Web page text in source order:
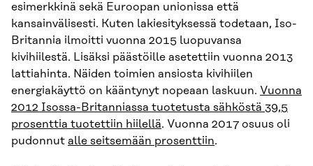
esimerkkinä sekä Euroopan unionissa että
kansainvälisesti. Kuten lakiesityksessä todetaan, Iso-
Britannia ilmoitti vuonna 2015 luopuvansa
kivihiilestä. Lisäksi päästöille asetettiin vuonna 2013
lattiahinta. Näiden toimien ansiosta kivihiilen
energiakäyttö on kääntynyt nopeaan laskuun. Vuonna
2012 Isossa-Britanniassa tuotetusta sähköstä 39,5
prosenttia tuotettiin hiilellä. Vuonna 2017 osuus oli
pudonnut alle seitsemään prosenttiin.